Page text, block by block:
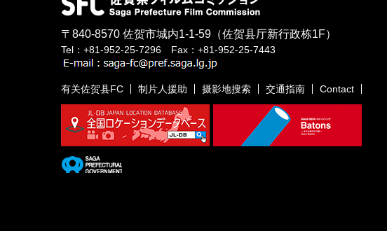
〒840-8570 佐贺市城内1-1-59 （佐贺县厅新行政栋1F）
Tel：+81-952-25-7296 Fax：+81-952-25-7443
有关佐贺县FC 制片人援助 摄影地搜索 交通指南 Contact